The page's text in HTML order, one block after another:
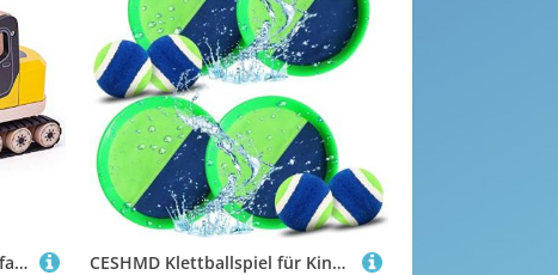
Tidlo T0415 Holzbagger, Baufahrzeuge, Mehrfarbig
CESHMD Klettballspiel für Kinder, Kinder Klettspiel Ball mit 4 Fangscheiben und 4 Bällen, Strandspielzeug Wurfspiel Outdoor Spiele ab 3 4 5 6 7 8 9 für Jahre Mädchen Junge